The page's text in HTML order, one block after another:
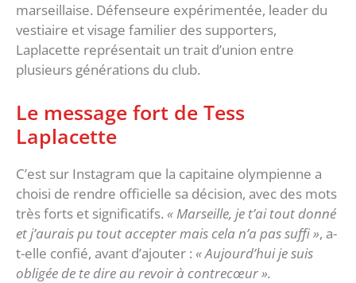
marseillaise. Défenseure expérimentée, leader du
vestiaire et visage familier des supporters,
Laplacette représentait un trait d’union entre
plusieurs générations du club.
‎Le message fort de Tess
Laplacette
‎C’est sur Instagram que la capitaine olympienne a
choisi de rendre officielle sa décision, avec des mots
très forts et significatifs. « Marseille, je t’ai tout donné
et j’aurais pu tout accepter mais cela n’a pas suffi », a-
t-elle confié, avant d’ajouter : « Aujourd’hui je suis
obligée de te dire au revoir à contrecœur ».